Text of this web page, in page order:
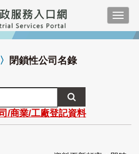
〉 閉鎖性公司名錄
/商業/工廠登記資料